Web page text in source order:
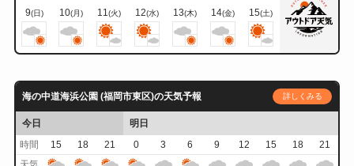
9(日) 10(月) 11(火) 12(水) 13(木) 14(金) 15(土)
海の中道海浜公園 (福岡市東区)の天気予報 詳しくみる
今日
明日
時間
15 18 21 0 3 6 9 12 15 18
21